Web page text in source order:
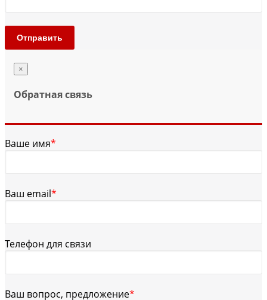
Отправить
×
Обратная связь
Ваше имя*
Ваш email*
Телефон для связи
Ваш вопрос, предложение*